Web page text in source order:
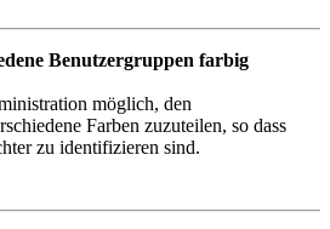
Benutzergruppen farbig
möglich, den
Farben zuzuteilen, so dass
zu identifizieren sind.